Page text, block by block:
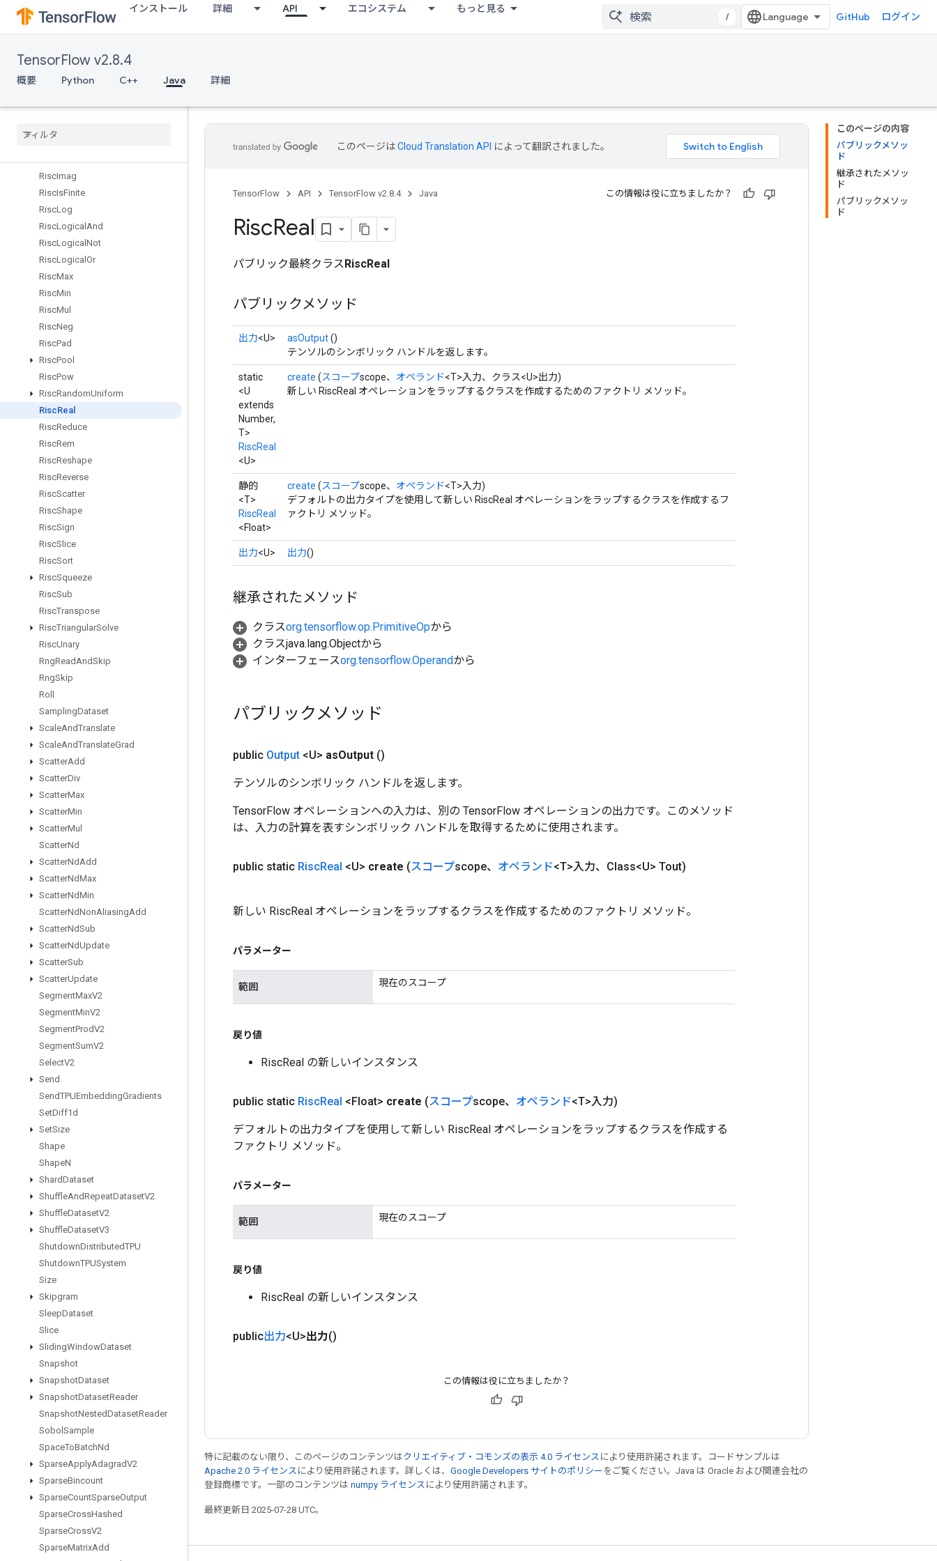
インストール 詳細 API エコシステム もっと見る
/ GitHub ログイン
TensorFlow v2.8.4
概要 Python C++ Java 詳細
RiscCholesky
RiscConcat
RiscCos
RiscDiv
RiscExp
RiscImag
RiscIsFinite
RiscLog
RiscLogical And
RiscLogical Not
RiscLogical Or
RiscMax
RiscMin
RiscMul
RiscNeg
RiscPad
RiscPool
RiscPow
RiscRandomUniform
RiscReal
RiscReduce
RiscRem
RiscReshape
RiscReverse
RiscScatter
RiscShape
RiscSign
RiscSlice
RiscSort
RiscSqueeze
RiscSub
RiscTranspose
RiscTriangularSolve
RiscUnary
RngReadAndSkip
RngSkip
Roll
SamplingDataset
ScaleAndTranslate
ScaleAndTranslateGrad
ScatterAdd
ScatterDiv
ScatterMax
ScatterMin
ScatterMul
ScatterNd
ScatterNdAdd
ScatterNdMax
ScatterNdMin
ScatterNdNonAliasingAdd
ScatterNdSub
ScatterNdUpdate
ScatterSub
ScatterUpdate
SegmentMaxV2
SegmentMinV2
SegmentProdV2
SegmentSumV2
SelectV2
Send
SendTPUEmbeddingGradients
SetDiff1d
SetSize
Shape
ShapeN
ShardDataset
ShuffleAndRepeatDatasetV2
ShuffleDatasetV2
ShuffleDatasetV3
ShutdownDistributedTPU
ShutdownTPUSystem
Size
Skipgram
SleepDataset
Slice
SlidingWindowDataset
Snapshot
SnapshotDataset
SnapshotDatasetReader
SnapshotNestedDatasetReader
Sobol Sample
SpaceToBatchNd
SparseApplyAdagradV2
SparseBincount
SparseCountSparseOutput
SparseCrossHashed
SparseCrossV2
SparseMatrixAdd
このページの内容
パブリックメソッ
ド
継承されたメソッ
ド
パブリックメソッ
ド
このページはCloud Translation API によって翻訳されました。
TensorFlow API TensorFlow v2.8.4 Java この情報は役に立ちましたか？
RiscReal
パブリック最終クラスRiscReal
パブリックメソッド
出力<U> asOutput()
テンソルのシンボリック ハンドルを返します。
static
<U
extends
Number,
T>
RiscReal
<U>
create (スコープscope、 オペランド<T>入力、クラス<U>出力)
新しい RiscReal オペレーションをラップするクラスを作成するためのファクトリ メソッド。
静的
<T>
RiscReal
<Float>
create (スコープscope、 オペランド<T>入力)
デフォルトの出力タイプを使用して新しい RiscReal オペレーションをラップするクラスを作成するフ
ァクトリ メソッド。
出力<U> 出力()
継承されたメソッド
クラスorg.tensorflow.op.PrimitiveOpから
クラスjava.lang.Objectから
インターフェースorg.tensorflow.Operandから
パブリックメソッド
public Output <U> asOutput ()
テンソルのシンボリック ハンドルを返します。
TensorFlow オペレーションへの入力は、別の TensorFlow オペレーションの出力です。このメソッド
は、入力の計算を表すシンボリック ハンドルを取得するために使用されます。
public static RiscReal <U> create (スコープscope、 オペランド<T>入力、Class<U> Tout)
新しい RiscReal オペレーションをラップするクラスを作成するためのファクトリ メソッド。
パラメーター
範囲 現在のスコープ
戻り値
RiscReal の新しいインスタンス
public static RiscReal <Float> create (スコープscope、 オペランド<T>入力)
デフォルトの出力タイプを使用して新しい RiscReal オペレーションをラップするクラスを作成する
ファクトリ メソッド。
パラメーター
範囲 現在のスコープ
戻り値
RiscReal の新しいインスタンス
public出力<U>出力()
この情報は役に立ちましたか？
特に記載のない限り、このページのコンテンツはクリエイティブ・コモンズの表示 4.0 ライセンス により使用許諾されます。コードサンプルは
Apache 2.0 ライセンス により使用許諾されます。詳しくは、 Google Developers サイトのポリシー をご覧ください。Java は Oracle および関連会社の
登録商標です。一部のコンテンツは numpy ライセンス により使用許諾されます。
最終更新日 2025-07-28 UTC。